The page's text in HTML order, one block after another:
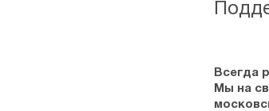
Всегда
Мы на